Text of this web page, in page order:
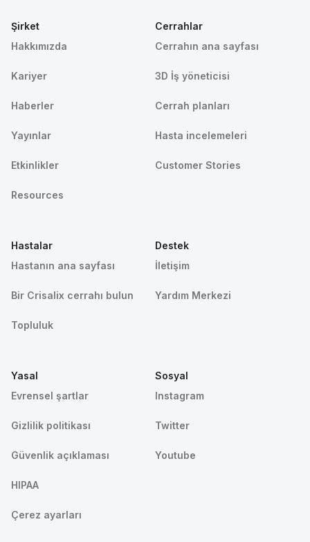
Şirket
Hakkımızda
Kariyer
Haberler
Yayınlar
Etkinlikler
Resources
Cerrahlar
Cerrahın ana sayfası
3D İş yöneticisi
Cerrah planları
Hasta incelemeleri
Customer Stories
Hastalar
Hastanın ana sayfası
Bir Crisalix cerrahı bulun
Topluluk
Destek
İletişim
Yardım Merkezi
Yasal
Evrensel şartlar
Gizlilik politikası
Güvenlik açıklaması
HIPAA
Çerez ayarları
Sosyal
Instagram
Twitter
Youtube